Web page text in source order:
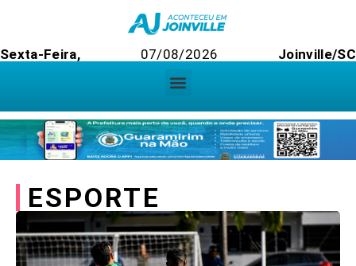
Sexta-Feira, 07/08/2026 Joinville/SC
ESPORTE